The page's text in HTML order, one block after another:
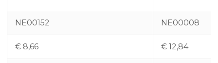
NE00152 NE00008
€ 8,66 € 12,84